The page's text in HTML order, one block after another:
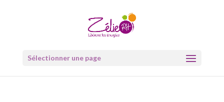
Sélectionner une page